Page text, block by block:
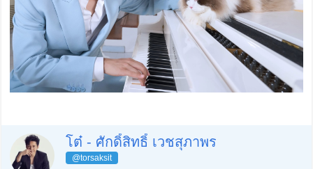
โต๋ - ศักดิ์สิทธิ์ เวชสุภาพร
@torsaksit